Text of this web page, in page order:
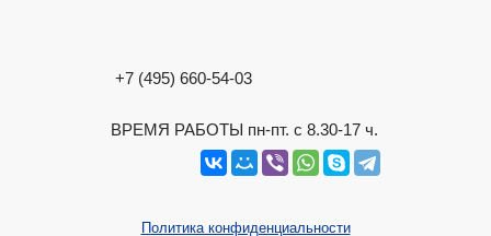
+7 (495) 660-54-03
ВРЕМЯ РАБОТЫ пн-пт. с 8.30-17 ч.
Политика конфиденциальности